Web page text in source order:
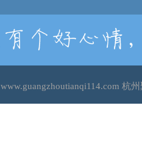
www.guangzhoutianqi114.com 杭